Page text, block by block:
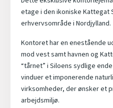
etage i den ikoniske Kattegat
erhvervsområde i Nordjylland.
Kontoret har en enestående
mod vest samt havnen og
“tårnet” i Siloens sydlige
vinduer et imponerende
virksomheder, der ønsker et
arbejdsmiljø.